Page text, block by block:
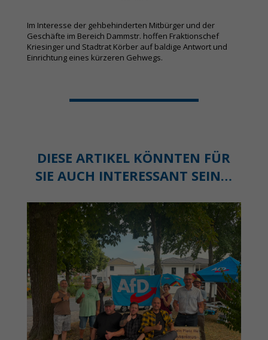
Im Interesse der gehbehinderten Mitbürger und der
Geschäfte im Bereich Dammstr. hoffen Fraktionschef
Kriesinger und Stadtrat Körber auf baldige Antwort und
Einrichtung eines kürzeren Gehwegs.
DIESE ARTIKEL KÖNNTEN FÜR
SIE AUCH INTERESSANT SEIN…